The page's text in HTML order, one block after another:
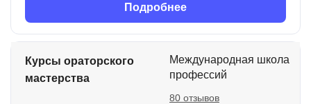
Подробнее
Курсы ораторского
мастерства
Международная школа
профессий
80 отзывов